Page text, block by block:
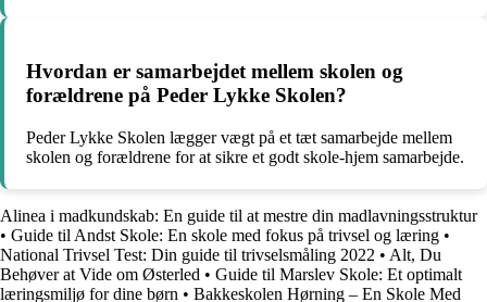
Hvordan er samarbejdet mellem skolen og
forældrene på Peder Lykke Skolen?
Peder Lykke Skolen lægger vægt på et tæt samarbejde mellem
skolen og forældrene for at sikre et godt skole-hjem samarbejde.
Alinea i madkundskab: En guide til at mestre din madlavningsstruktur
• Guide til Andst Skole: En skole med fokus på trivsel og læring •
National Trivsel Test: Din guide til trivselsmåling 2022 • Alt, Du
Behøver at Vide om Østerled • Guide til Marslev Skole: Et optimalt
læringsmiljø for dine børn • Bakkeskolen Hørning – En Skole Med